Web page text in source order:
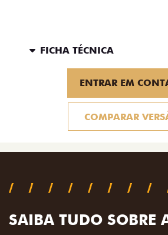
FICHA TÉCNICA
ENTRAR EM
COMPARAR
SAIBA TUDO SOBRE